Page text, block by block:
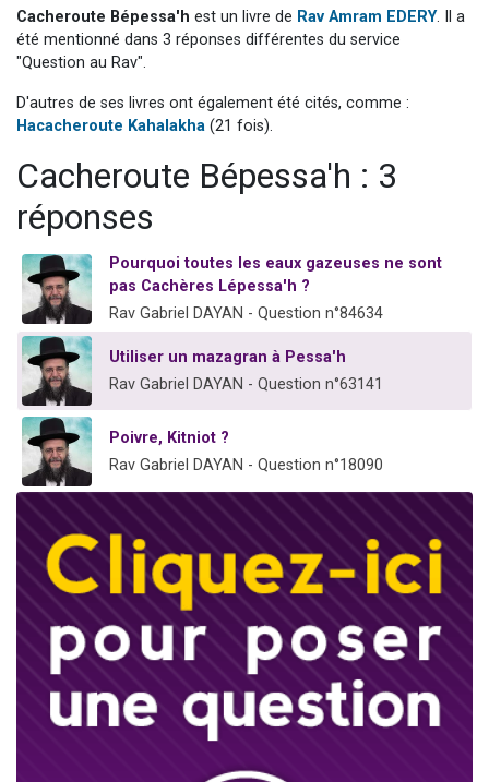
13 personnes viennent de demander une bénédiction
30 personnes viennent de faire un don pour Sauvez la jambe de Yohan
12 nouvelles musiques dans Torah-Box Music
Cacheroute Bépessa'h est un livre de Rav Amram EDERY. Il a
été mentionné dans 3 réponses différentes du service
"Question au Rav".
D'autres de ses livres ont également été cités, comme :
Hacacheroute Kahalakha (21 fois).
Cacheroute Bépessa'h : 3
réponses
Pourquoi toutes les eaux gazeuses ne sont
pas Cachères Lépessa'h ?
Rav Gabriel DAYAN - Question n°84634
Utiliser un mazagran à Pessa'h
Rav Gabriel DAYAN - Question n°63141
Poivre, Kitniot ?
Rav Gabriel DAYAN - Question n°18090